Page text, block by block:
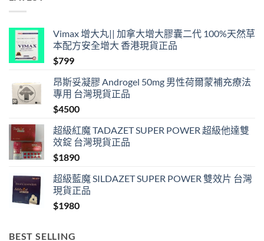
Vimax 增大丸|| 加拿大增大膠囊二代 100%天然草
本配方安全增大 香港現貨正品
$799
昂斯妥凝膠 Androgel 50mg 男性荷爾蒙補充療法
專用 台灣現貨正品
$4500
超級紅魔 TADAZET SUPER POWER 超級他達雙
效錠 台灣現貨正品
$1890
超級藍魔 SILDAZET SUPER POWER 雙效片 台灣
現貨正品
$1980
BEST SELLING